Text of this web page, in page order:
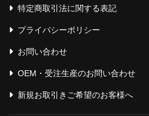
特定商取引法に関する表記
プライバシーポリシー
お問い合わせ
OEM・受注生産のお問い合わせ
新規お取引きご希望のお客様へ